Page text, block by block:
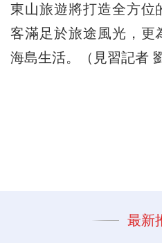
東山旅遊將打造全方位
客滿足於旅途風光，更
海島生活。（見習記者
最新